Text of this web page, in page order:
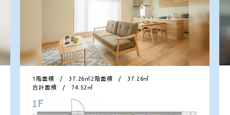
1階面積 / 37.26㎡ 2階面積 / 37.26㎡
合計面積 / 74.52㎡